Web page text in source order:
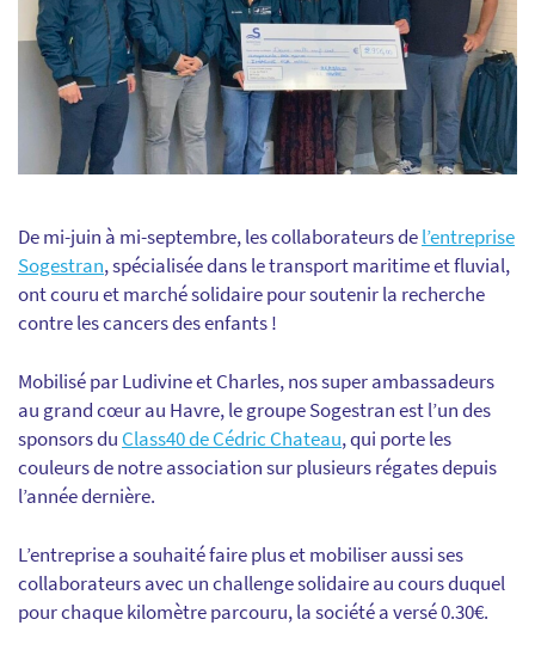
De mi-juin à mi-septembre, les collaborateurs del’entreprise
Sogestran, spécialisée dans le transport maritime et fluvial,
ont couru et marché solidaire pour soutenir la recherche
contre les cancers des enfants !
Mobilisé par Ludivine et Charles, nos super ambassadeurs
au grand cœur au Havre, le groupe Sogestran est l’un des
sponsors du Class40 de Cédric Chateau, qui porte les
couleurs de notre association sur plusieurs régates depuis
l’année dernière.
L’entreprise a souhaité faire plus et mobiliser aussi ses
collaborateurs avec un challenge solidaire au cours duquel
pour chaque kilomètre parcouru, la société a versé 0.30€.